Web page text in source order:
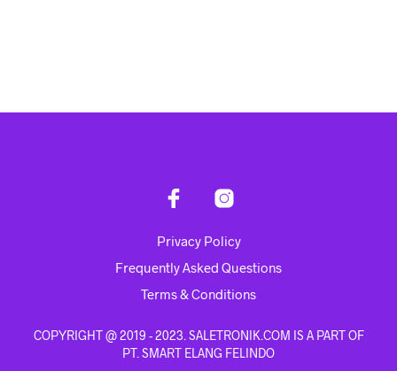
Privacy Policy
Frequently Asked Questions
Terms & Conditions
COPYRIGHT @ 2019 - 2023. SALETRONIK.COM IS A PART OF
PT. SMART ELANG FELINDO